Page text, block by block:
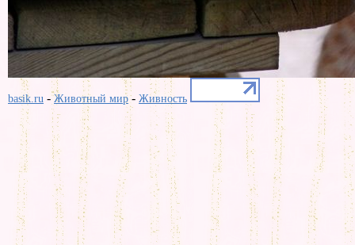
basik.ru -Животный мир- Живность